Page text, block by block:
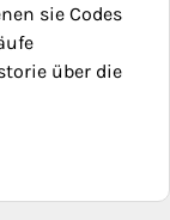
sie Codes
über die